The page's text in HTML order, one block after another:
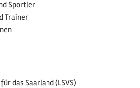
Sportler
Trainer
das Saarland (LSVS)